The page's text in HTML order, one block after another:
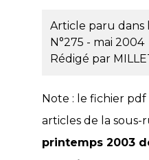
Article paru dans
N°275 - mai 2004
Rédigé par
Note : le fichier pdf
articles de la sous-
printemps 2003